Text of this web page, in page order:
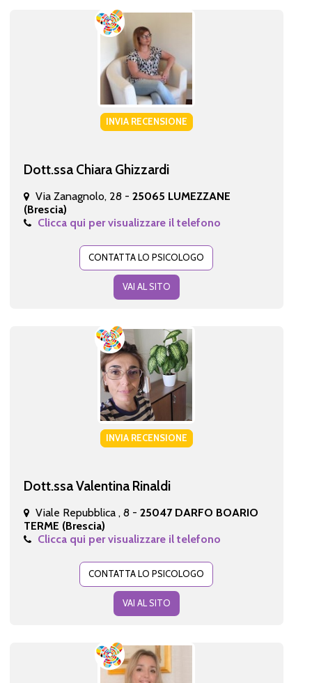
INVIA RECENSIONE
Dott.ssa Chiara Ghizzardi
Via Zanagnolo, 28 - 25065 LUMEZZANE
(Brescia)
Clicca qui per visualizzare il telefono
CONTATTA LO PSICOLOGO
VAI AL SITO
INVIA RECENSIONE
Dott.ssa Valentina Rinaldi
Viale Repubblica , 8 - 25047 DARFO BOARIO
TERME (Brescia)
Clicca qui per visualizzare il telefono
CONTATTA LO PSICOLOGO
VAI AL SITO